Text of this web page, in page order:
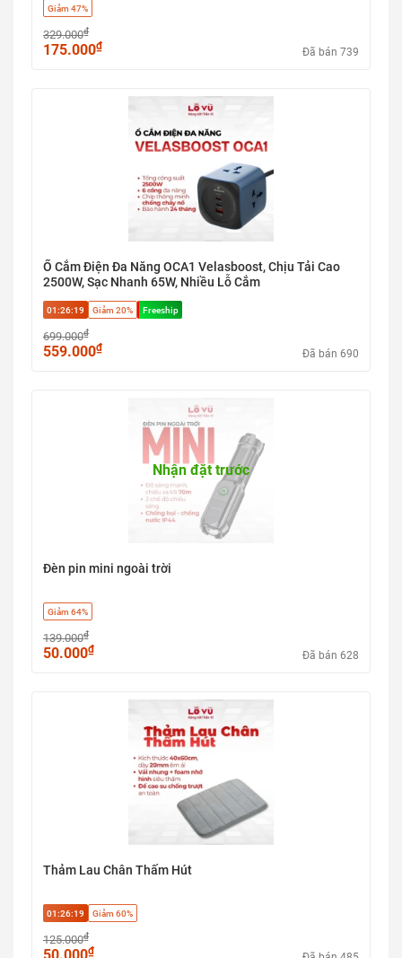
Giảm 47%
329.000₫
175.000₫ Đã bán 739
Ổ Cắm Điện Đa Năng OCA1 Velasboost, Chịu Tải Cao
2500W, Sạc Nhanh 65W, Nhiều Lỗ Cắm
01:26:18 Giảm 20% Freeship
699.000₫
559.000₫ Đã bán 690
Nhận đặt trước
Đèn pin mini ngoài trời
Giảm 64%
139.000₫
50.000₫ Đã bán 628
Thảm Lau Chân Thấm Hút
01:26:18 Giảm 60%
125.000₫
₫